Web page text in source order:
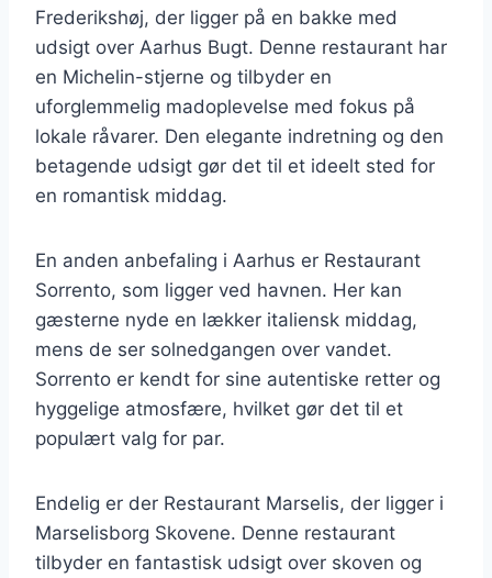
Frederikshøj, der ligger på en bakke med
udsigt over Aarhus Bugt. Denne restaurant har
en Michelin-stjerne og tilbyder en
uforglemmelig madoplevelse med fokus på
lokale råvarer. Den elegante indretning og den
betagende udsigt gør det til et ideelt sted for
en romantisk middag.
En anden anbefaling i Aarhus er Restaurant
Sorrento, som ligger ved havnen. Her kan
gæsterne nyde en lækker italiensk middag,
mens de ser solnedgangen over vandet.
Sorrento er kendt for sine autentiske retter og
hyggelige atmosfære, hvilket gør det til et
populært valg for par.
Endelig er der Restaurant Marselis, der ligger i
Marselisborg Skovene. Denne restaurant
tilbyder en fantastisk udsigt over skoven og